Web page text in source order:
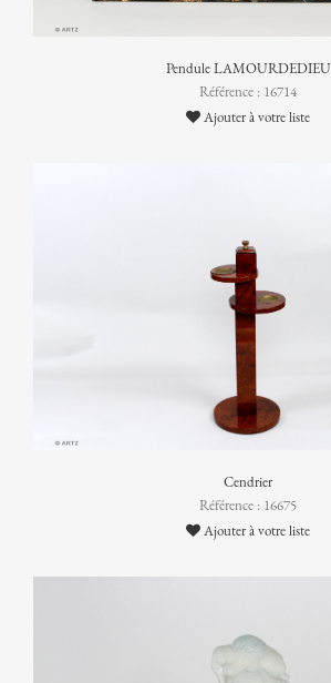
Pendule LAMOURDEDIEU
Référence : 16714
Ajouter à votre liste
Cendrier
Référence : 16675
Ajouter à votre liste